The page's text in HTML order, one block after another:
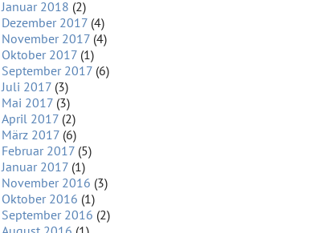
Januar 2018 (2)
Dezember 2017(4)
November 2017(4)
Oktober 2017(1)
September 2017(6)
Juli 2017(3)
Mai 2017(3)
April 2017(2)
März 2017(6)
Februar 2017(5)
Januar 2017(1)
November 2016 (3)
Oktober 2016 (1)
September 2016 (2)